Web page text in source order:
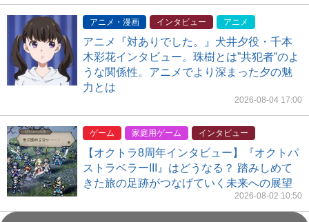
アニメ・漫画 インタビュー アニメ
アニメ『対ありでした。』犬井夕役・千本
木彩花インタビュー。珠樹とは”共犯者”のよ
うな関係性。アニメでより深まった夕の魅
力とは
2026-08-04 17:00
ゲーム 家庭用ゲーム インタビュー
【オクトラ8周年インタビュー】『オクトパ
ストラベラーIII』はどうなる？ 踏みしめて
きた旅の足跡がつなげていく未来への展望
2026-08-02 10:50